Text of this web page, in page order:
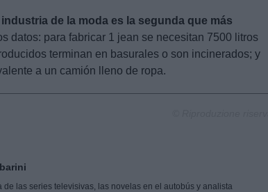
de la moda es la segunda que más
datos: para fabricar 1 jean se necesitan 7500 litros
terminan en basurales o son incinerados; y
a un camión lleno de ropa.
de las series televisivas, las novelas en el autobús y analista